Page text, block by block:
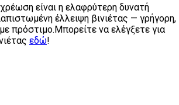
είναι η ελαφρύτερη δυνατή
έλλειψη βινιέτας — γρήγορη,
πρόστιμο.Μπορείτε να ελέγξετε για
εδώ!